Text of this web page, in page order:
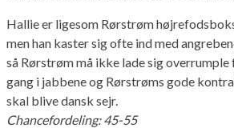
Hallie er ligesom Rørstrøm
men han kaster sig ofte ind med
så Rørstrøm må ikke lade sig
gang i jabbene og Rørstrøms gode
skal blive dansk sejr.
Chancefordeling: 45-55